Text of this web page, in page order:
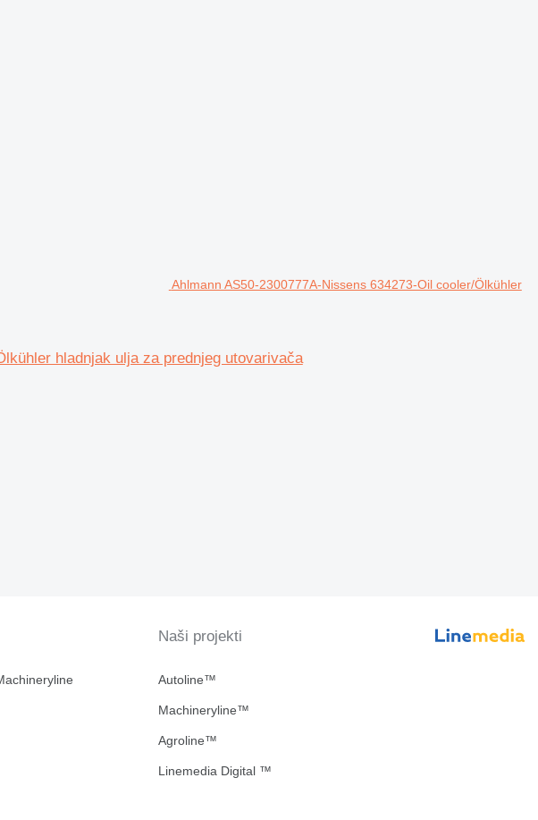
Ahlmann AS50-2300777A-Nissens 634273-Oil cooler/Ölkühler
hladnjak ulja za prednjeg utovarivača
Naši projekti
Autoline™
Machineryline™
Agroline™
Linemedia Digital ™